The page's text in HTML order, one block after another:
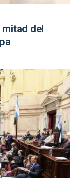
del